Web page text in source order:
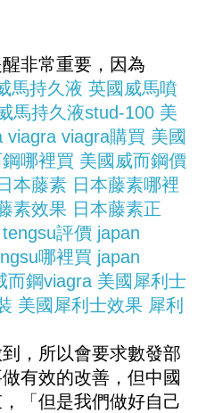
非常重要，因為
馬持久液 英國威馬噴
馬持久液stud-100 美
viagra viagra購買 美國
哪裡買 美國威而鋼價
日本藤素 日本藤素哪裡
素效果 日本藤素正
評價 japan
哪裡買 japan
而鋼viagra 美國犀利士
美國犀利士效果 犀利
，所以會要求數發部
有效的改善，但中國
「但是我們做好自己